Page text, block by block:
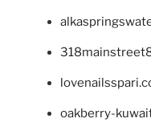
oakberry-